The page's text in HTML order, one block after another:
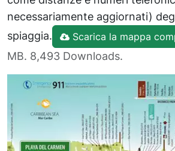
necessariamente aggiornati)
spiaggia.
Scarica la mappa
MB. 8,493 Downloads.